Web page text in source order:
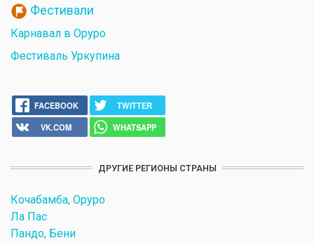
Фестивали
Карнавал в Оруро
Фестиваль Уркупина
FACEBOOK
TWITTER
VK.COM
WHATSAPP
ДРУГИЕ РЕГИОНЫ СТРАНЫ
Кочабамба, Оруро
Ла Пас
Пандо, Бени